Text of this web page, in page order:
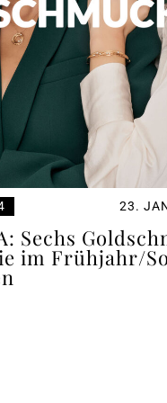
23.
Sechs
im Frühjahr/